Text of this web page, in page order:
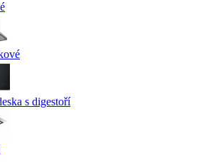
s digestoří